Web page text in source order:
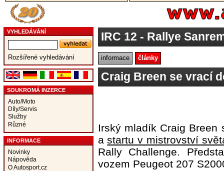
VYHLEDÁVÁNÍ
Rozšířené vyhledávání
SOUKROMÁ INZERCE
Auto/Moto
Díly/Servis
Služby
Různé
INFORMACE
Novinky
Nápověda
O Autosport.cz
IRC 12 - Rallye
informace články
Craig Breen se vrací
Irský mladík Craig
astartu v mistrovství
Rally Challenge.
vozem Peugeot 207